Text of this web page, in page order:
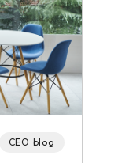
CEO blog